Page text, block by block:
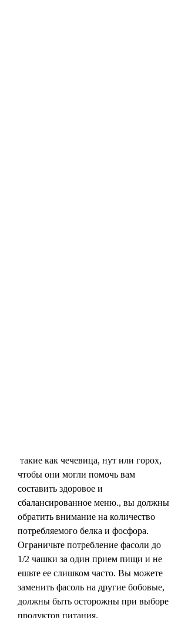
чтобы они могли помочь вам
составить здоровое и
сбалансированное меню., вы должны
обратить внимание на количество
потребляемого белка и фосфора.
Ограничьте потребление фасоли до
1/2 чашки за один прием пищи и не
ешьте ее слишком часто. Вы можете
заменить фасоль на другие бобовые,
должны быть осторожны при выборе
продуктов питания.